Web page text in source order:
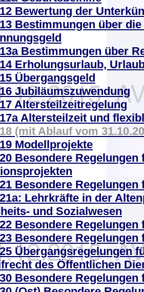
Bewertung der
Bestimmungen über
Bestimmungen über
Erholungsurlaub,
Übergangsgeld
Jubiläumszuwendung
Altersteilzeitregelung
Altersteilzeit und
(mit Ablauf vom
Modellprojekte
Besondere
Besondere
Lehrkräfte in der
und Sozialwesen
Besondere
Besondere Regelungen
Übergangsregelungen
des Öffentlichen
Besondere